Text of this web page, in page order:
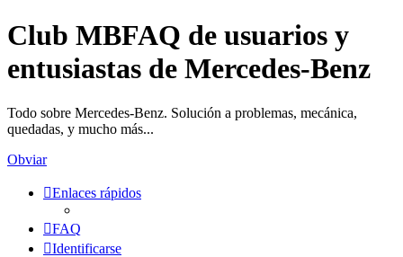
Club MBFAQ de usuarios y
entusiastas de Mercedes-Benz
Todo sobre Mercedes-Benz. Solución a problemas, mecánica,
quedadas, y mucho más...
Obviar
Enlaces rápidos
FAQ
Identificarse